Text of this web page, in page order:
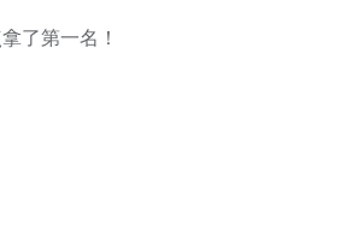
了第一名！